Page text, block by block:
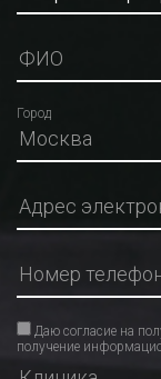
Город
Даю согласие на
получение